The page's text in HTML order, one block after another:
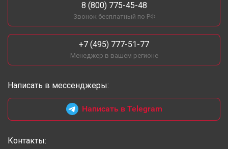
8 (800) 775-45-48
Звонок бесплатный по РФ
+7 (495) 777-51-77
Менеджер в вашем регионе
Написать в мессенджеры:
Написать в Telegram
Контакты: